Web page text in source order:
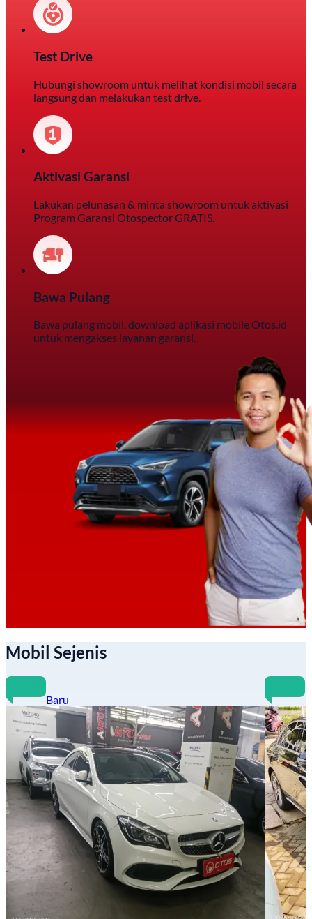
Test Drive
Hubungi showroom untuk melihat kondisi mobil secara
langsung dan melakukan test drive.
Aktivasi Garansi
Lakukan pelunasan & minta showroom untuk aktivasi
Program Garansi Otospector GRATIS.
Bawa Pulang
Bawa pulang mobil, download aplikasi mobile Otos.id
untuk mengakses layanan garansi.
Mobil Sejenis
Baru